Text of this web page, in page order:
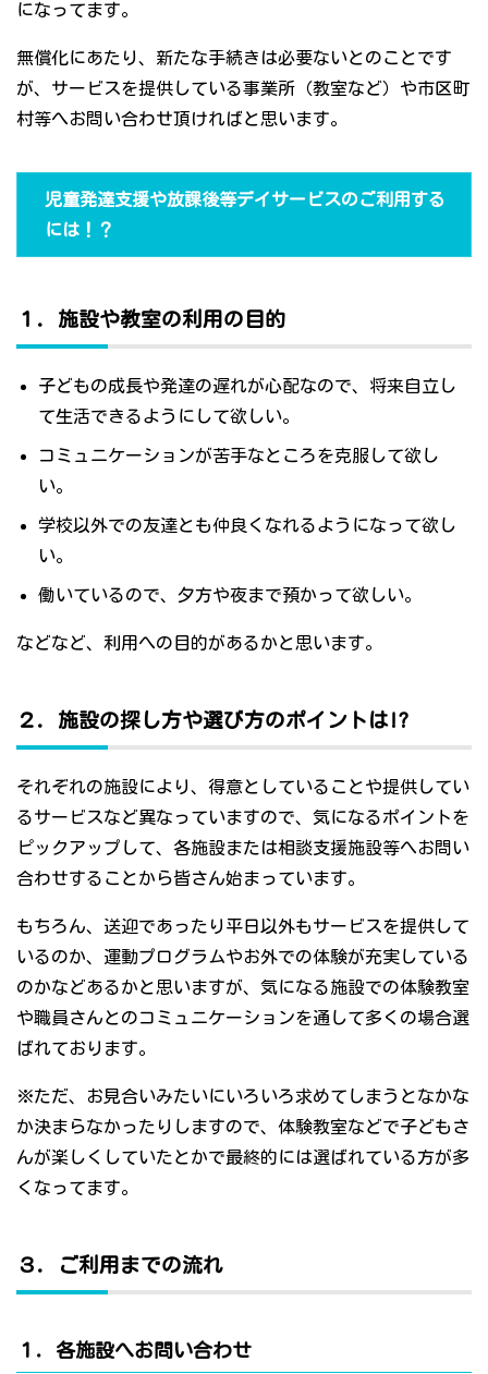
になってます。
無償化にあたり、新たな手続きは必要ないとのことです
が、サービスを提供している事業所（教室など）や市区町
村等へお問い合わせ頂ければと思います。
児童発達支援や放課後等デイサービスのご利用する
には！？
１．施設や教室の利用の目的
子どもの成長や発達の遅れが心配なので、将来自立し
て生活できるようにして欲しい。
コミュニケーションが苦手なところを克服して欲し
い。
学校以外での友達とも仲良くなれるようになって欲し
い。
働いているので、夕方や夜まで預かって欲しい。
などなど、利用への目的があるかと思います。
２．施設の探し方や選び方のポイントは!?
それぞれの施設により、得意としていることや提供してい
るサービスなど異なっていますので、気になるポイントを
ピックアップして、各施設または相談支援施設等へお問い
合わせすることから皆さん始まっています。
もちろん、送迎であったり平日以外もサービスを提供して
いるのか、運動プログラムやお外での体験が充実している
のかなどあるかと思いますが、気になる施設での体験教室
や職員さんとのコミュニケーションを通して多くの場合選
ばれております。
※ただ、お見合いみたいにいろいろ求めてしまうとなかな
か決まらなかったりしますので、体験教室などで子どもさ
んが楽しくしていたとかで最終的には選ばれている方が多
くなってます。
３．ご利用までの流れ
１．各施設へお問い合わせ